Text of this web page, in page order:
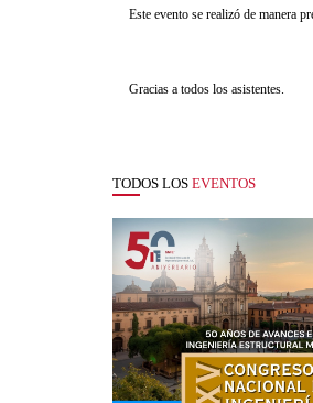
Este evento se realizó de manera
Gracias a todos los asistentes.
TODOS LOS EVENTOS